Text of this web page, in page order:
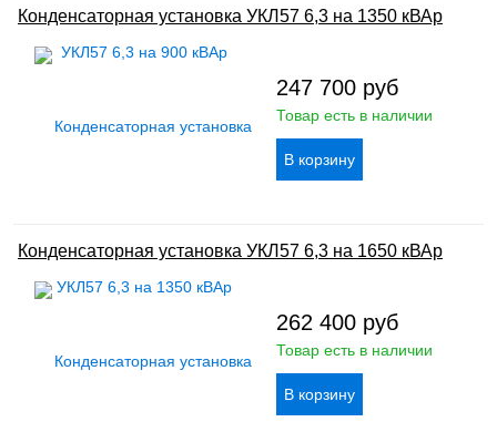
Конденсаторная установка УКЛ57 6,3 на 1350 кВАр
247 700 руб
Товар есть в наличии
Конденсаторная установка УКЛ57 6,3 на 1650 кВАр
262 400 руб
Товар есть в наличии